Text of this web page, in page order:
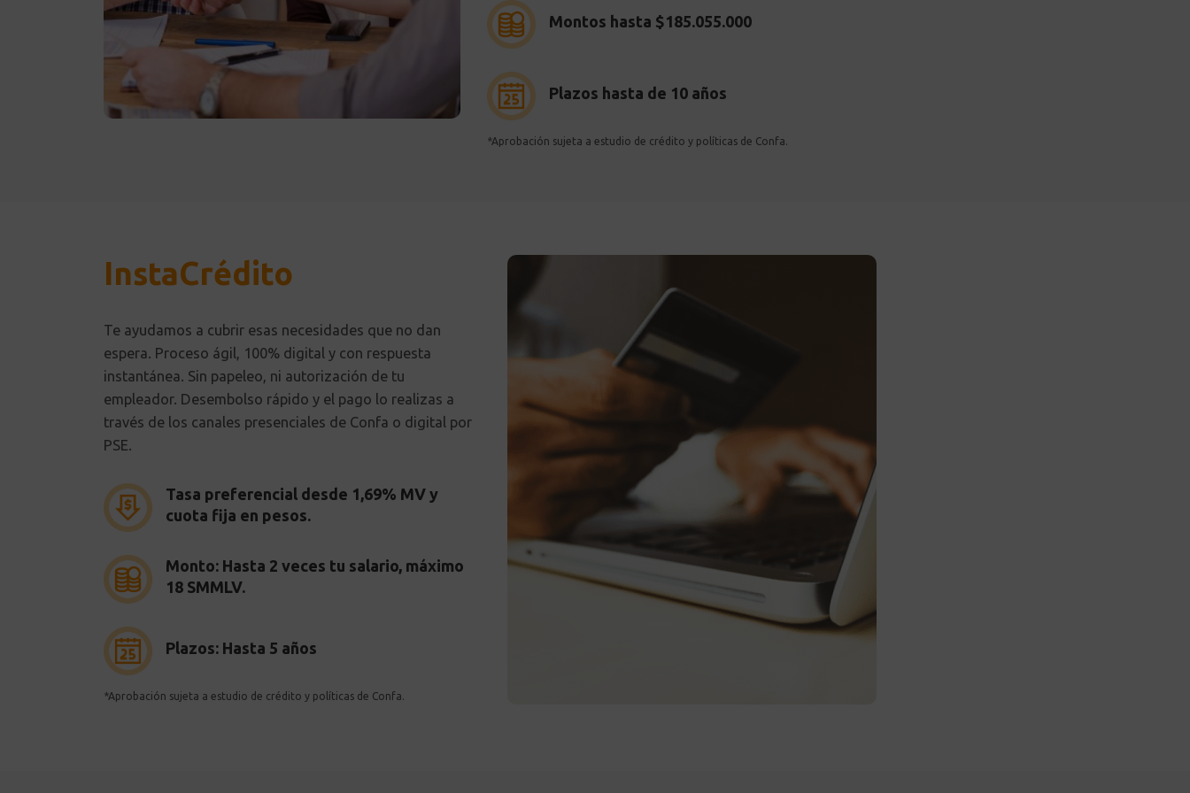
Montos hasta $185.055.000
Plazos hasta de 10 años
*Aprobación sujeta a estudio de crédito y políticas de Confa.
InstaCrédito
Te ayudamos a cubrir esas necesidades que no dan
espera. Proceso ágil, 100% digital y con respuesta
instantánea. Sin papeleo, ni autorización de tu
empleador. Desembolso rápido y el pago lo realizas a
través de los canales presenciales de Confa o digital por
PSE.
Tasa preferencial desde 1,69% MV y
cuota fija en pesos.
Monto: Hasta 2 veces tu salario, máximo
18 SMMLV.
Plazos: Hasta 5 años
*Aprobación sujeta a estudio de crédito y políticas de Confa.